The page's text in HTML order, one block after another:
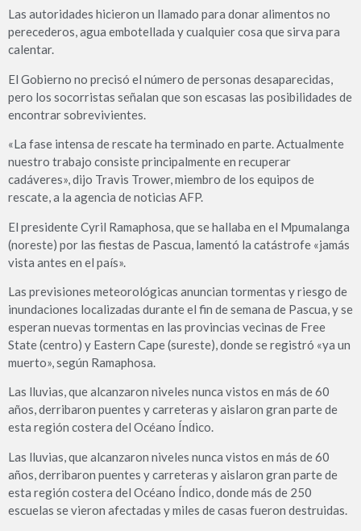
Las autoridades hicieron un llamado para donar alimentos no
perecederos, agua embotellada y cualquier cosa que sirva para
calentar.
El Gobierno no precisó el número de personas desaparecidas,
pero los socorristas señalan que son escasas las posibilidades de
encontrar sobrevivientes.
«La fase intensa de rescate ha terminado en parte. Actualmente
nuestro trabajo consiste principalmente en recuperar
cadáveres», dijo Travis Trower, miembro de los equipos de
rescate, a la agencia de noticias AFP.
El presidente Cyril Ramaphosa, que se hallaba en el Mpumalanga
(noreste) por las fiestas de Pascua, lamentó la catástrofe «jamás
vista antes en el país».
Las previsiones meteorológicas anuncian tormentas y riesgo de
inundaciones localizadas durante el fin de semana de Pascua, y se
esperan nuevas tormentas en las provincias vecinas de Free
State (centro) y Eastern Cape (sureste), donde se registró «ya un
muerto», según Ramaphosa.
Las lluvias, que alcanzaron niveles nunca vistos en más de 60
años, derribaron puentes y carreteras y aislaron gran parte de
esta región costera del Océano Índico.
Las lluvias, que alcanzaron niveles nunca vistos en más de 60
años, derribaron puentes y carreteras y aislaron gran parte de
esta región costera del Océano Índico, donde más de 250
escuelas se vieron afectadas y miles de casas fueron destruidas.